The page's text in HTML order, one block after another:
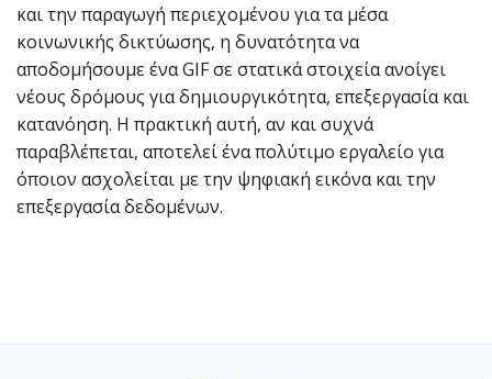
και την παραγωγή περιεχομένου για τα μέσα
κοινωνικής δικτύωσης, η δυνατότητα να
αποδομήσουμε ένα GIF σε στατικά στοιχεία ανοίγει
νέους δρόμους για δημιουργικότητα, επεξεργασία και
κατανόηση. Η πρακτική αυτή, αν και συχνά
παραβλέπεται, αποτελεί ένα πολύτιμο εργαλείο για
όποιον ασχολείται με την ψηφιακή εικόνα και την
επεξεργασία δεδομένων.